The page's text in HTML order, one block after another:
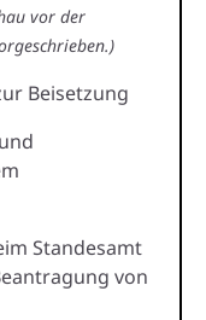
vor der
Beisetzung
Standesamt
von